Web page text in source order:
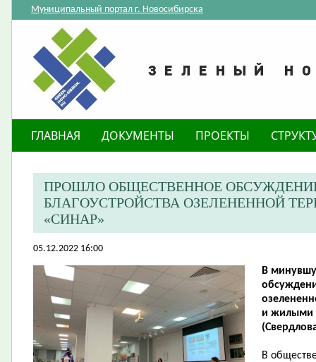
Муниципальный портал г. Новосибирска
ГЛАВНАЯ ДОКУМЕНТЫ ПРОЕКТЫ
ПРОШЛО ОБЩЕСТВЕННОЕ
БЛАГОУСТРОЙСТВА ОЗЕЛЕНЕННОЙ
«СИНАР»
05.12.2022 16:00
В
и жилыми
В